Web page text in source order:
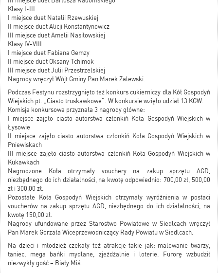
Klasy I-III
I miejsce duet Natalii Rzewuskiej
II miejsce duet Alicji Konstantynowicz
III miejsce duet Amelii Nasiłowskiej
Klasy IV-VIII
I miejsce duet Fabiana Gemzy
II miejsce duet Oksany Tchimok
III miejsce duet Julii Przestrzelskiej
Nagrody wręczył Wójt Gminy Pan Marek Zalewski.
Podczas Festynu rozstrzygnięto też konkurs cukierniczy dla Kół Gospodyń
Wiejskich pt. „Ciasto truskawkowe”. W konkursie wzięło udział 13 KGW.
Komisja konkursowa przyznała 3 nagrody główne:
I miejsce zajęło ciasto autorstwa członkiń Koła Gospodyń Wiejskich w
Łysowie
II miejsce zajęło ciasto autorstwa członkiń Koła Gospodyń Wiejskich w
Pniewiskach
III miejsce zajęło ciasto autorstwa członkiń Koła Gospodyń Wiejskich w
Kukawkach
Nagrodzone Koła otrzymały vouchery na zakup sprzętu AGD,
niezbędnego do ich działalności, na kwotę odpowiednio: 700,00 zł, 500,00
zł i 300,00 zł.
Pozostałe Koła Gospodyń Wiejskich otrzymały wyróżnienia w postaci
voucherów na zakup sprzętu AGD, niezbędnego do ich działalności, na
kwotę 150,00 zł.
Nagrody ufundowane przez Starostwo Powiatowe w Siedlcach wręczył
Pan Marek Gorzała Wiceprzewodniczący Rady Powiatu w Siedlcach.
Na dzieci i młodzież czekały też atrakcje takie jak: malowanie twarzy,
taniec, mega bańki mydlane, zjeżdżalnie i loterie. Furorę wzbudził
niezwykły gość – Biały Miś.